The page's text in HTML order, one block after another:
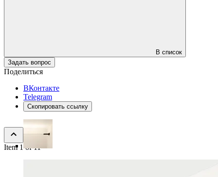
В список
Задать вопрос
Поделиться
ВКонтакте
Telegram
Скопировать ссылку
Item 1 of 11